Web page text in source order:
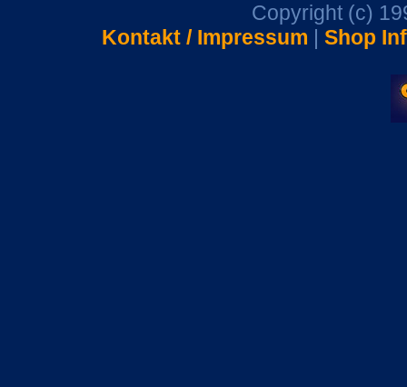
Copyright (c)
Kontakt / Impressum | Shop